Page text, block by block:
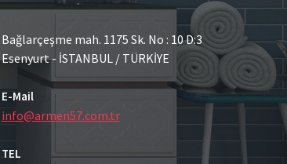
Bağlarçeşme mah. 1175 Sk. No : 10 D:3
Esenyurt - İSTANBUL / TÜRKİYE
E-Mail
info@armen57.com.tr
TEL